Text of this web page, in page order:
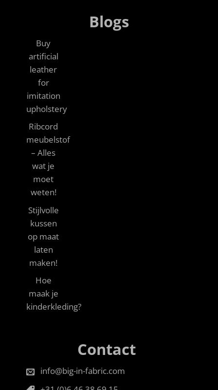
Blogs
Buy
artificial
leather
for
imitation
upholstery
Ribcord
meubelstof
– Alles
wat je
moet
weten!
Stijlvolle
kussen
op maat
laten
maken!
Hoe
maak je
kinderkleding?
Contact
info@big-in-fabric.com